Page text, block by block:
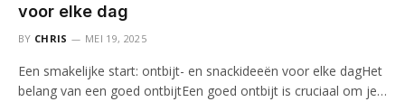
voor elke dag
BY CHRIS MEI 19, 2025
Een smakelijke start: ontbijt- en snackideeën voor elke dagHet
belang van een goed ontbijtEen goed ontbijt is cruciaal om je…